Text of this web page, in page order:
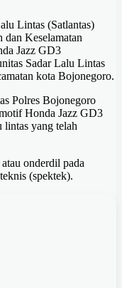
Lintas (Satlantas)
Keselamatan
Jazz GD3
Sadar Lalu Lintas
kota Bojonegoro.
Polres Bojonegoro
Honda Jazz GD3
lintas yang telah
onderdil pada
(spektek).